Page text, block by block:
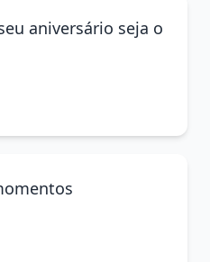
aniversário seja o